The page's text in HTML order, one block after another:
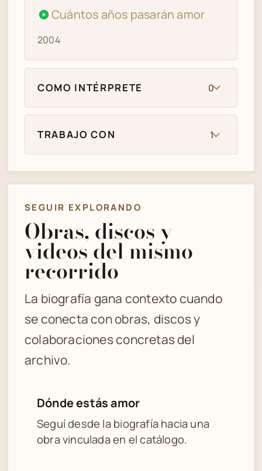
Cuántos años pasarán amor
2004
COMO INTÉRPRETE 0
TRABAJO CON 1
SEGUIR EXPLORANDO
Obras, discos y
videos del mismo
recorrido
La biografía gana contexto cuando
se conecta con obras, discos y
colaboraciones concretas del
archivo.
Dónde estás amor
Seguí desde la biografía hacia una
obra vinculada en el catálogo.